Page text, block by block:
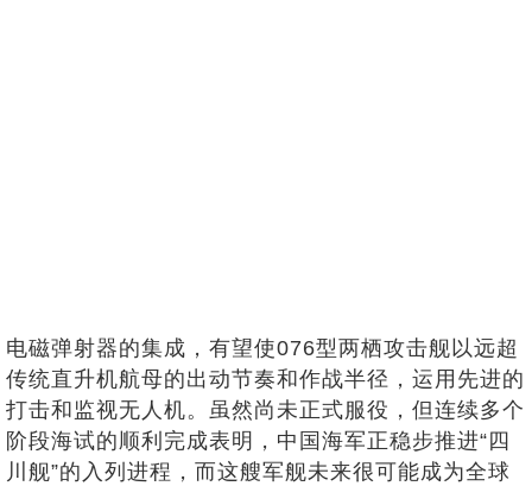
电磁弹射器的集成，有望使076型两栖攻击舰以远超
传统直升机航母的出动节奏和作战半径，运用先进的
打击和监视无人机。虽然尚未正式服役，但连续多个
阶段海试的顺利完成表明，中国海军正稳步推进“四
川舰”的入列进程，而这艘军舰未来很可能成为全球